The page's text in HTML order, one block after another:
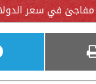
مفاجئ في سعر